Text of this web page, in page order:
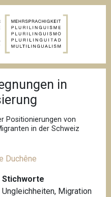
in
Positionierungen von
in der Schweiz
Duchêne
Stichworte
Ungleichheiten, Migration